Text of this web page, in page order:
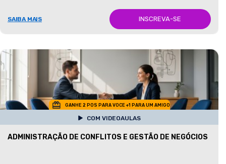
SAIBA MAIS INSCREVA-SE
GANHE 2 POS PARA VOCE +1 PARA UM AMIGO
COM VIDEOAULAS
ADMINISTRAÇÃO DE CONFLITOS E GESTÃO DE NEGÓCIOS